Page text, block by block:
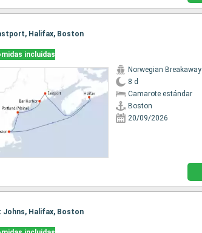
Halifax, Boston
incluidas
Norwegian Breakaway
8 d
Camarote estándar
Boston
20/09/2026
Johns, Halifax, Boston